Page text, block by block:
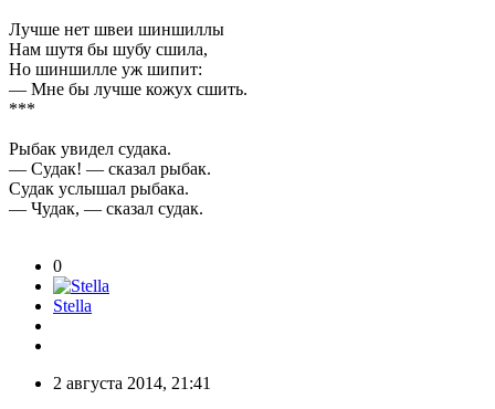
Лучше нет швеи шиншиллы
Нам шутя бы шубу сшила,
Но шиншилле уж шипит:
— Мне бы лучше кожух сшить.
***
Рыбак увидел судака.
— Судак! — сказал рыбак.
Судак услышал рыбака.
— Чудак, — сказал судак.
0
Stella
2 августа 2014, 21:41